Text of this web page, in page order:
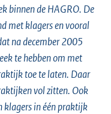
binnen de HAGRO. De
met klagers en vooral
na december 2005
te hebben om met
toe te laten. Daar
vol zitten. Ook
klagers in één praktijk